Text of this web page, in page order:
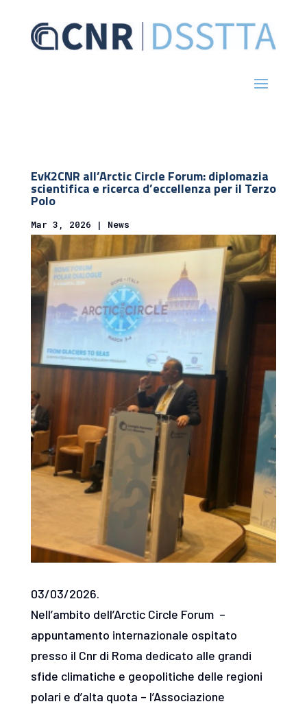
EvK2CNR all’Arctic Circle Forum: diplomazia
scientifica e ricerca d’eccellenza per il Terzo
Polo
Mar 3, 2026 | News
03/03/2026.
Nell’ambito dell’Arctic Circle Forum –
appuntamento internazionale ospitato
presso il Cnr di Roma dedicato alle grandi
sfide climatiche e geopolitiche delle regioni
polari e d’alta quota – l’Associazione